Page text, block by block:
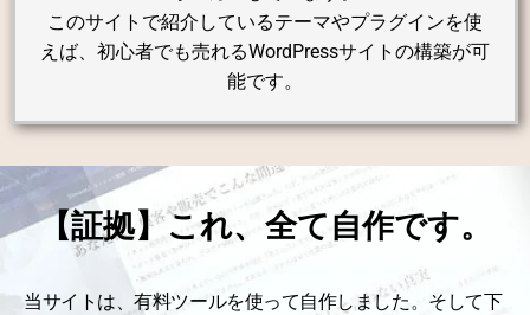
このサイトで紹介しているテーマやプラグインを使
えば、初心者でも売れるWordPressサイトの構築が可
能です。
【証拠】これ、全て自作です。
当サイトは、有料ツールを使って自作しました。そして下